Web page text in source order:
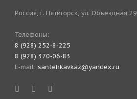
Россия, г. Пятигорск, ул. Объездная 29
Телефоны:
8 (928) 252-8-225
8 (928) 370-06-83
E-mail: santehkavkaz@yandex.ru